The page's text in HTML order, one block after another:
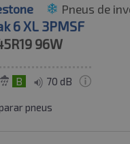
Pneus de
6 XL 3PMSF
96W
B 70 dB
pneus